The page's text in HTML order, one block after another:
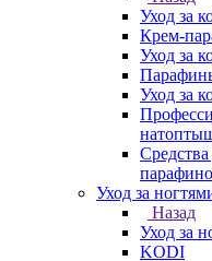
Уход за
Крем-
Уход за
Уход за
Уход за
Назад
Уход за
KODI